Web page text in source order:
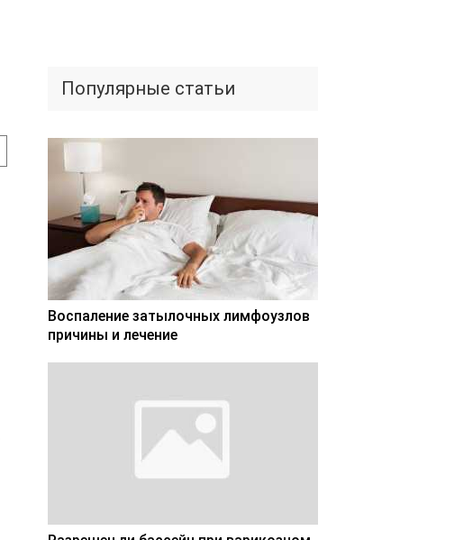
Популярные статьи
Воспаление затылочных лимфоузлов
причины и лечение